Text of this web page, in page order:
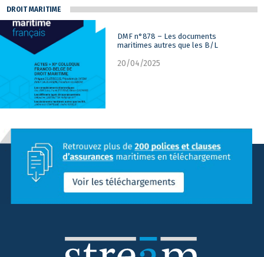
DROIT MARITIME
DMF n°878 – Les documents
maritimes autres que les B/L
20/04/2025